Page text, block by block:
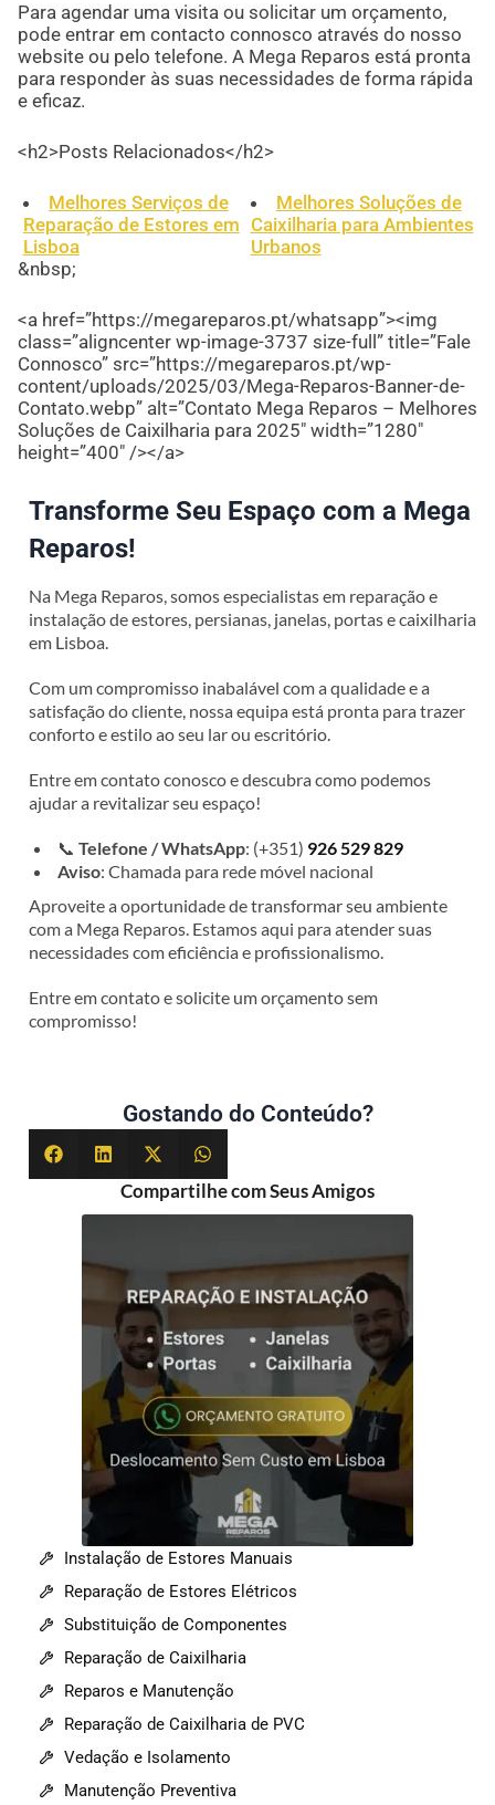
Para agendar uma visita ou solicitar um orçamento,
pode entrar em contacto connosco através do nosso
website ou pelo telefone. A Mega Reparos está pronta
para responder às suas necessidades de forma rápida
e eficaz.
<h2>Posts Relacionados</h2>
Melhores Serviços de
Reparação de Estores em
Lisboa
Melhores Soluções de
Caixilharia para Ambientes
Urbanos
&nbsp;
<a href=”https://megareparos.pt/whatsapp”><img
class=”aligncenter wp-image-3737 size-full” title=”Fale
Connosco” src=”https://megareparos.pt/wp-
content/uploads/2025/03/Mega-Reparos-Banner-de-
Contato.webp” alt=”Contato Mega Reparos – Melhores
Soluções de Caixilharia para 2025″ width=”1280″
height=”400″ /></a>
Transforme Seu Espaço com a Mega
Reparos!
Na Mega Reparos, somos especialistas em reparação e
instalação de estores, persianas, janelas, portas e caixilharia
em Lisboa.
Com um compromisso inabalável com a qualidade e a
satisfação do cliente, nossa equipa está pronta para trazer
conforto e estilo ao seu lar ou escritório.
Entre em contato conosco e descubra como podemos
ajudar a revitalizar seu espaço!
📞Telefone / WhatsApp: (+351) 926 529 829
Aviso: Chamada para rede móvel nacional
Aproveite a oportunidade de transformar seu ambiente
com a Mega Reparos. Estamos aqui para atender suas
necessidades com eficiência e profissionalismo.
Entre em contato e solicite um orçamento sem
compromisso!
Gostando do Conteúdo?
Compartilhe com Seus Amigos
Instalação de Estores Manuais
Reparação de Estores Elétricos
Substituição de Componentes
Reparação de Caixilharia
Reparos e Manutenção
Reparação de Caixilharia de PVC
Vedação e Isolamento
Manutenção Preventiva